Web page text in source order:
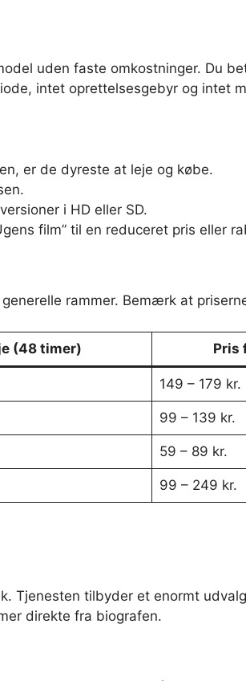
uden faste omkostninger. Du
intet oprettelsesgebyr og intet
er de dyreste at leje og købe.
i HD eller SD.
film” til en reduceret pris eller
rammer. Bemærk at
(48 timer) Pris
149 – 179 kr.
99 – 139 kr.
59 – 89 kr.
99 – 249 kr.
Tjenesten tilbyder et enormt
direkte fra biografen.